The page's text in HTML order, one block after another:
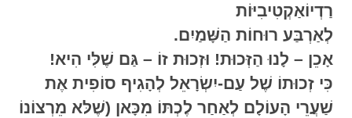
רַדְיוֹאַקְטִיבִיּוֹת
לְאַרְבַּע רוּחוֹת הַשָּׁמַיִם.
אָכֵן – לָנוּ הַזְּכוּת! וּזְכוּת זוֹ – גַּם שֶׁלִּי הִיא!
כִּי זְכוּתוֹ שֶׁל עַם-יִשְׂרָאֵל לְהָגִיף סוֹפִית אֶת
שַׁעֲרֵי הָעוֹלָם לְאַחַר לֶכְתּוֹ מִכָּאן (שֶׁלּא מֵרְצוֹנוֹ